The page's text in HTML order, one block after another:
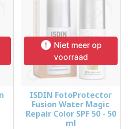
 Niet meer op
voorraad
ISDIN FotoProtector
Fusion Water Magic
Repair Color SPF 50 - 50
ml